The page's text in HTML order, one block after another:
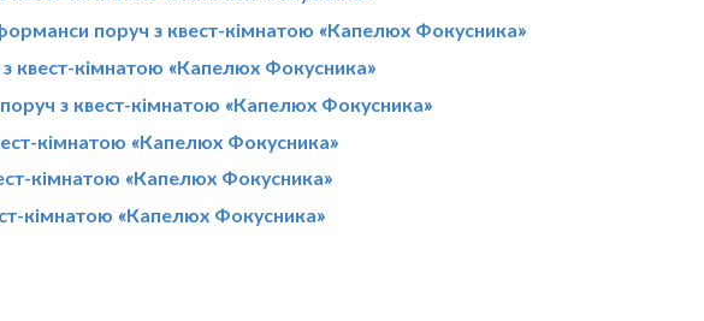
поруч з квест-кімнатою «Капелюх Фокусника»
з квест-кімнатою «Капелюх Фокусника»
поруч з квест-кімнатою «Капелюх Фокусника»
кімнатою «Капелюх Фокусника»
кімнатою «Капелюх Фокусника»
кімнатою «Капелюх Фокусника»